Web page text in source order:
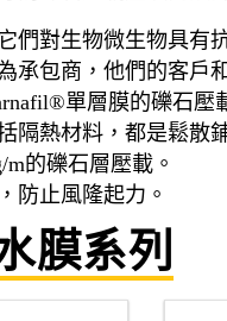
們對生物微生物具有
承包商，他們的客戶
單層膜的礫石壓
隔熱材料，都是鬆散
的礫石層壓載。
防止風隆起力。
膜系列